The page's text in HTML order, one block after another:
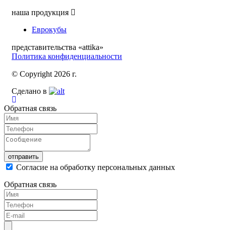
наша продукция
Еврокубы
представительства «attika»
Политика конфиденциальности
© Copyright 2026 г.
Сделано в
Обратная связь
Согласие на обработку персональных данных
Обратная связь